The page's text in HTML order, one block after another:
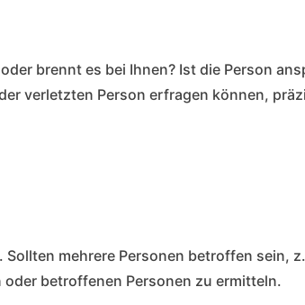
brennt es bei Ihnen? Ist die Person
verletzten Person erfragen können,
mehrere Personen betroffen sein,
betroffenen Personen zu ermitteln.